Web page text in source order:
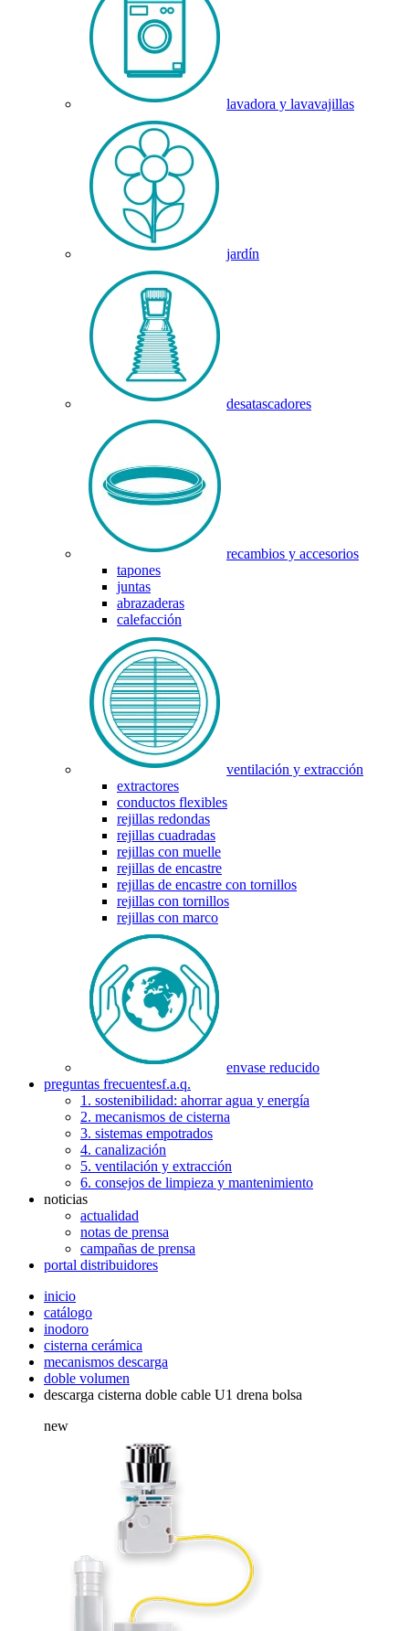
lavadora y lavavajillas
jardín
desatascadores
recambios y accesorios
tapones
juntas
abrazaderas
calefacción
ventilación y extracción
extractores
conductos flexibles
rejillas redondas
rejillas cuadradas
rejillas con muelle
rejillas de encastre
rejillas de encastre con tornillos
rejillas con tornillos
rejillas con marco
envase reducido
preguntas frecuentesf.a.q.
1. sostenibilidad: ahorrar agua y energía
2. mecanismos de cisterna
3. sistemas empotrados
4. canalización
5. ventilación y extracción
6. consejos de limpieza y mantenimiento
noticias
actualidad
notas de prensa
campañas de prensa
portal distribuidores
inicio
catálogo
inodoro
cisterna cerámica
mecanismos descarga
doble volumen
descarga cisterna doble cable U1 drena bolsa
new